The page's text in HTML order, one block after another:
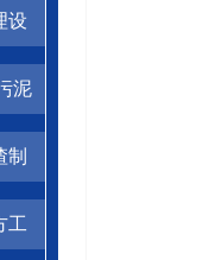
设
泥
制
工